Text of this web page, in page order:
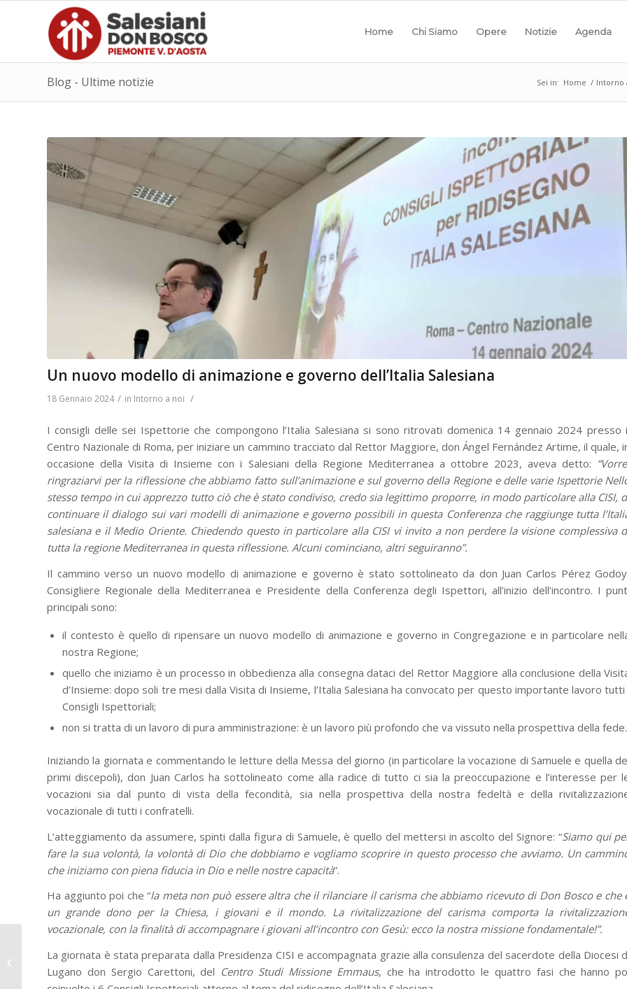
Home Chi Siamo Opere Notizie Agenda
Blog - Ultime notizie Sei in: Home / Intorno
Un nuovo modello di animazione e governo dell’Italia Salesiana
18 Gennaio 2024 / in Intorno a noi /
I consigli delle sei Ispettorie che compongono l’Italia Salesiana si sono ritrovati domenica 14 gennaio 2024 presso
Centro Nazionale di Roma, per iniziare un cammino tracciato dal Rettor Maggiore, don Ángel Fernández Artime, il quale,
occasione della Visita di Insieme con i Salesiani della Regione Mediterranea a ottobre 2023, aveva detto: “
ringraziarvi per la riflessione che abbiamo fatto sull’animazione e sul governo della Regione e delle varie Ispettorie
stesso tempo in cui apprezzo tutto ciò che è stato condiviso, credo sia legittimo proporre, in modo particolare alla CISI,
continuare il dialogo sui vari modelli di animazione e governo possibili in questa Conferenza che raggiunge tutta
salesiana e il Medio Oriente. Chiedendo questo in particolare alla CISI vi invito a non perdere la visione complessiva
tutta la regione Mediterranea in questa riflessione. Alcuni cominciano, altri seguiranno”.
Il cammino verso un nuovo modello di animazione e governo è stato sottolineato da don Juan Carlos Pérez
Consigliere Regionale della Mediterranea e Presidente della Conferenza degli Ispettori, all’inizio dell’incontro. I
principali sono:
il contesto è quello di ripensare un nuovo modello di animazione e governo in Congregazione e in particolare
nostra Regione;
quello che iniziamo è un processo in obbedienza alla consegna dataci del Rettor Maggiore alla conclusione della
d’Insieme: dopo soli tre mesi dalla Visita di Insieme, l’Italia Salesiana ha convocato per questo importante lavoro tutti
Consigli Ispettoriali;
non si tratta di un lavoro di pura amministrazione: è un lavoro più profondo che va vissuto nella prospettiva della fede.
Iniziando la giornata e commentando le letture della Messa del giorno (in particolare la vocazione di Samuele e quella
primi discepoli), don Juan Carlos ha sottolineato come alla radice di tutto ci sia la preoccupazione e l’interesse per
vocazioni sia dal punto di vista della fecondità, sia nella prospettiva della nostra fedeltà e della
vocazionale di tutti i confratelli.
L’atteggiamento da assumere, spinti dalla figura di Samuele, è quello del mettersi in ascolto del Signore: “Siamo qui
fare la sua volontà, la volontà di Dio che dobbiamo e vogliamo scoprire in questo processo che avviamo. Un
che iniziamo con piena fiducia in Dio e nelle nostre capacità”.
Ha aggiunto poi che “la meta non può essere altra che il rilanciare il carisma che abbiamo ricevuto di Don Bosco e che
un grande dono per la Chiesa, i giovani e il mondo. La rivitalizzazione del carisma comporta la
vocazionale, con la finalità di accompagnare i giovani all’incontro con Gesù: ecco la nostra missione fondamentale!”.
La giornata è stata preparata dalla Presidenza CISI e accompagnata grazie alla consulenza del sacerdote della Diocesi
Lugano don Sergio Carettoni, del Centro Studi Missione Emmaus, che ha introdotto le quattro fasi che hanno
guerra mondiale, la
testimonianza di Lucia
e Giuseppe